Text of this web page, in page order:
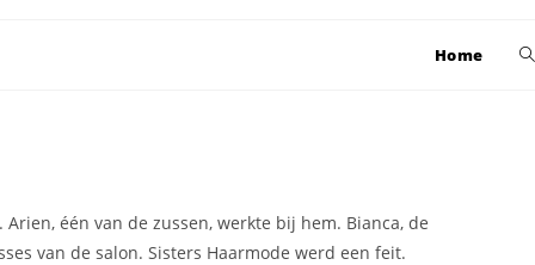
Home
één van de zussen, werkte bij hem. Bianca, de
van de salon. Sisters Haarmode werd een feit.